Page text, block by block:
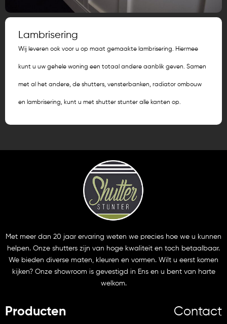
Lambrisering
Wij leveren ook voor u op maat gemaakte lambrisering. Hiermee
kunt u uw gehele woning een totaal andere aanblik geven. Samen
met al het andere, de shutters, vensterbanken, radiator ombouw
en lambrisering, kunt u met shutter stunter alle kanten op.
Producten
Met meer dan 20 jaar ervaring weten we precies hoe we u kunnen
helpen. Onze shutters zijn van hoge kwaliteit en toch betaalbaar.
We bieden diverse maten, kleuren en vormen. Wilt u eerst komen
kijken? Onze showroom is gevestigd in Ens en u bent van harte
welkom.
Contact